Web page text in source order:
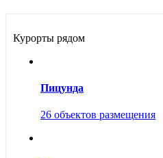
Курорты рядом
Пицунда
26 объектов размещения